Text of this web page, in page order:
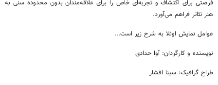
فرصتی برای اکتشاف و تجربه‌ای خاص را برای علاقه‌مندان بدون محدوده سنی به
هنر تئاتر فراهم می‌آورد.
عوامل نمایش اونلا به شرح زیر است...
نویسنده و کارگردان: آوا حدادی
طراح گرافیک: سینا افشار